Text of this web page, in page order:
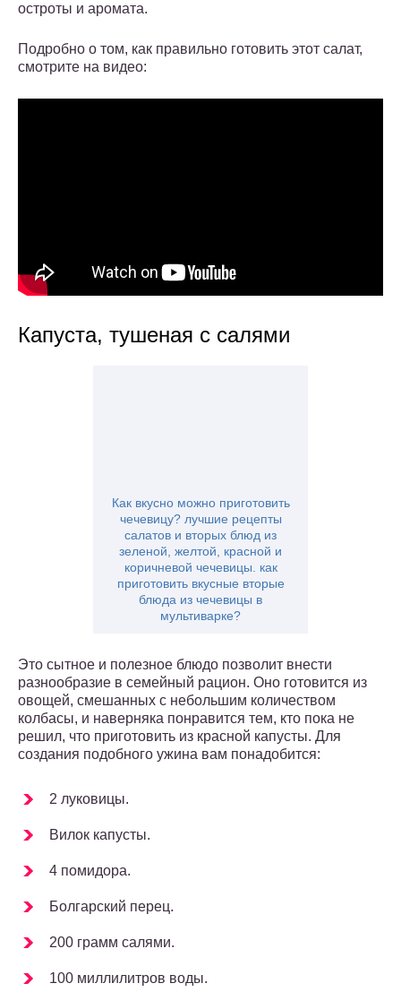
остроты и аромата.
Подробно о том, как правильно готовить этот салат,
смотрите на видео:
Капуста, тушеная с салями
Как вкусно можно приготовить
чечевицу? лучшие рецепты
салатов и вторых блюд из
зеленой, желтой, красной и
коричневой чечевицы. как
приготовить вкусные вторые
блюда из чечевицы в
мультиварке?
Это сытное и полезное блюдо позволит внести
разнообразие в семейный рацион. Оно готовится из
овощей, смешанных с небольшим количеством
колбасы, и наверняка понравится тем, кто пока не
решил, что приготовить из красной капусты. Для
создания подобного ужина вам понадобится:
2 луковицы.
Вилок капусты.
4 помидора.
Болгарский перец.
200 грамм салями.
100 миллилитров воды.